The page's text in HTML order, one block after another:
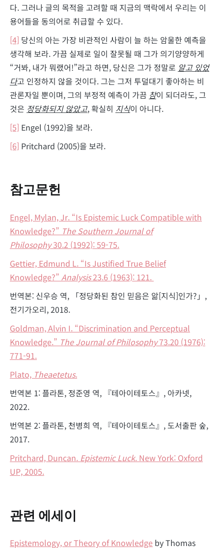
다. 그러나 글의 목적을 고려할 때 지금의 맥락에서 우리는 이
용어들을 동의어로 취급할 수 있다.
[4] 당신의 아는 가장 비관적인 사람이 늘 하는 암울한 예측을
생각해 보라. 가끔 실제로 일이 잘못될 때 그가 의기양양하게
“거봐, 내가 뭐랬어!”라고 하면, 당신은 그가 정말로 알고 있었
다고 인정하지 않을 것이다. 그는 그저 투덜대기 좋아하는 비
관론자일 뿐이며, 그의 부정적 예측이 가끔 참이 되더라도, 그
것은 정당화되지 않았고, 확실히 지식이 아니다.
[5] Engel (1992)을 보라.
[6] Pritchard (2005)을 보라.
참고문헌
Engel, Mylan, Jr. “Is Epistemic Luck Compatible with
Knowledge?” The Southern Journal of
Philosophy30.2 (1992): 59-75.
Gettier, Edmund L. “Is Justified True Belief
Knowledge?” Analysis23.6 (1963): 121.
번역본: 신우승 역, 「정당화된 참인 믿음은 앎[지식]인가?」,
전기가오리, 2018.
Goldman, Alvin I. “Discrimination and Perceptual
Knowledge.” The Journal of Philosophy73.20 (1976):
771-91.
Plato, Theaetetus.
번역본 1: 플라톤, 정준영 역, 『테아이테토스』, 아카넷,
2022.
번역본 2: 플라톤, 천병희 역, 『테아이테토스』, 도서출판 숲,
2017.
Pritchard, Duncan. Epistemic Luck. New York: Oxford
UP, 2005.
관련 에세이
Epistemology, or Theory of Knowledge by Thomas